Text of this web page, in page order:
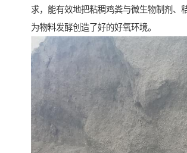
求，能有效地把粘稠鸡粪与微生物制剂、
为物料发酵创造了好的好氧环境。